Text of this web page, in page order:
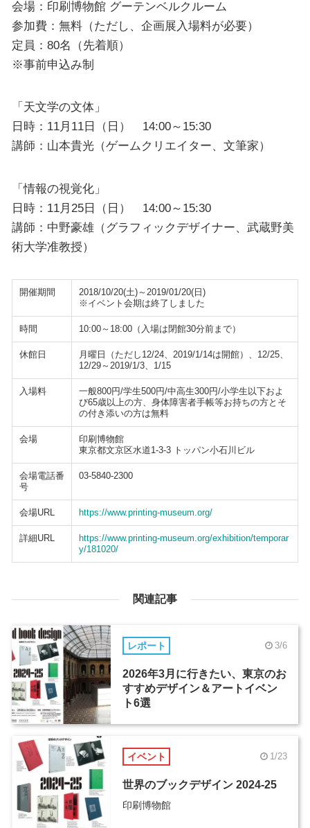
会場：印刷博物館 グーテンベルクルーム
参加費：無料（ただし、企画展入場料が必要）
定員：80名（先着順）
※事前申込み制
「天文学の文体」
日時：11月11日（日） 14:00～15:30
講師：山本貴光（ゲームクリエイター、文筆家）
「情報の視覚化」
日時：11月25日（日） 14:00～15:30
講師：中野豪雄（グラフィックデザイナー、武蔵野美
術大学准教授）
開催期間
2018/10/20(土)～2019/01/20(日)
※イベント会期は終了しました
時間 10:00～18:00（入場は閉館30分前まで）
休館日
月曜日（ただし12/24、2019/1/14は開館）、12/25、
12/29～2019/1/3、1/15
入場料
一般800円/学生500円/中高生300円/小学生以下およ
び65歳以上の方、身体障害者手帳等お持ちの方とそ
の付き添いの方は無料
会場
印刷博物館
東京都文京区水道1-3-3 トッパン小石川ビル
会場電話番
号
03-5840-2300
会場URL https://www.printing-museum.org/
詳細URL
https://www.printing-museum.org/exhibition/temporar
y/181020/
関連記事
レポート 3/6
2026年3月に行きたい、東京のお
すすめデザイン＆アートイベン
ト6選
イベント 1/23
世界のブックデザイン 2024-25
印刷博物館